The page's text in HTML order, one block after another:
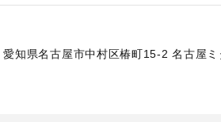
知県名古屋市中村区椿町15-2 名古屋ミ